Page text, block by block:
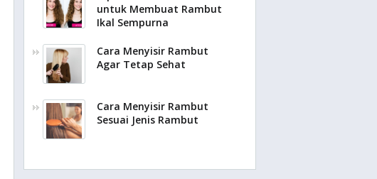
untuk Membuat Rambut
Ikal Sempurna
Cara Menyisir Rambut
Agar Tetap Sehat
Cara Menyisir Rambut
Sesuai Jenis Rambut